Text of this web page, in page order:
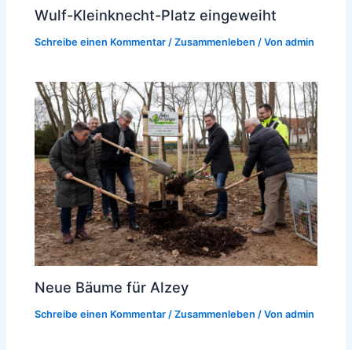
Wulf-Kleinknecht-Platz eingeweiht
Schreibe einen Kommentar /Zusammenleben / Vonadmin
Neue Bäume für Alzey
Schreibe einen Kommentar /Zusammenleben / Vonadmin